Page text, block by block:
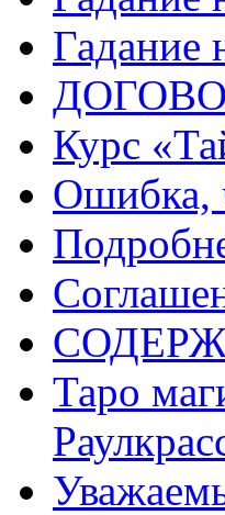
Гадание
Курс
Ошибка,
Таро